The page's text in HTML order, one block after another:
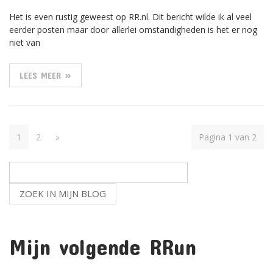
Het is even rustig geweest op RR.nl. Dit bericht wilde ik al veel
eerder posten maar door allerlei omstandigheden is het er nog
niet van
LEES MEER »
Pagina 1 van 2
1 2 »
Mijn volgende RRun